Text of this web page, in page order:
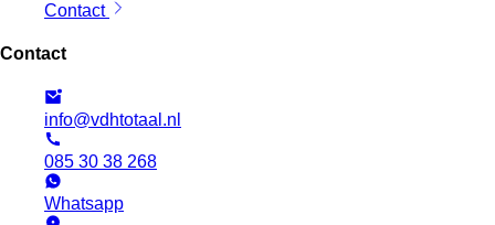
Contact
Contact
info@vdhtotaal.nl
085 30 38 268
Whatsapp